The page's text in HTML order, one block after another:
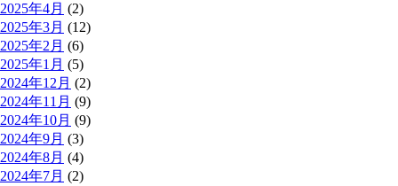
2025年4月 (2)
2025年3月 (12)
2025年2月 (6)
2025年1月 (5)
2024年12月 (2)
2024年11月 (9)
2024年10月 (9)
2024年9月 (3)
2024年8月 (4)
2024年7月 (2)